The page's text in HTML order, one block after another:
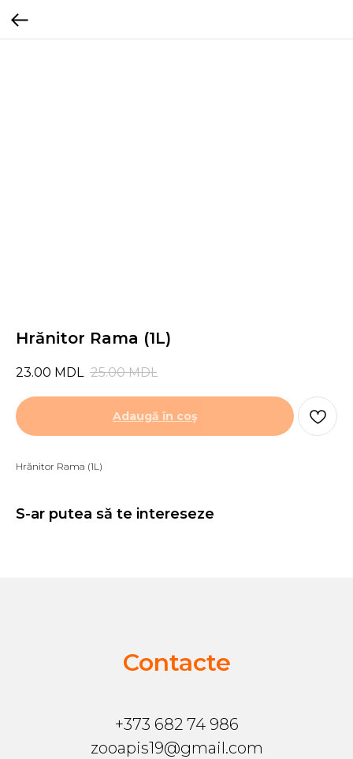
Hrănitor Rama (1L)
23.00 MDL 25.00 MDL
Adaugă în coş
Hrănitor Rama (1L)
S-ar putea să te intereseze
Contacte
+373 682 74 986
zooapis19@gmail.com